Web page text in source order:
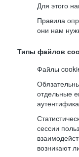
Для этого
Правила
они нам
Типы файлов
Файлы
отдельные
сессии
возникают